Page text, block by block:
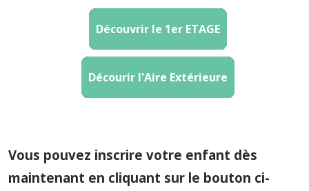
Découvrir le 1er ETAGE
Décourir l'Aire Extérieure
Vous pouvez inscrire votre enfant dès
maintenant en cliquant sur le bouton ci-